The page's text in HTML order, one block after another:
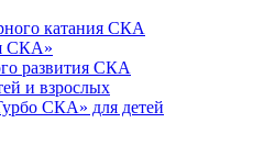
катания СКА
СКА»
развития СКА
и взрослых
СКА» для детей